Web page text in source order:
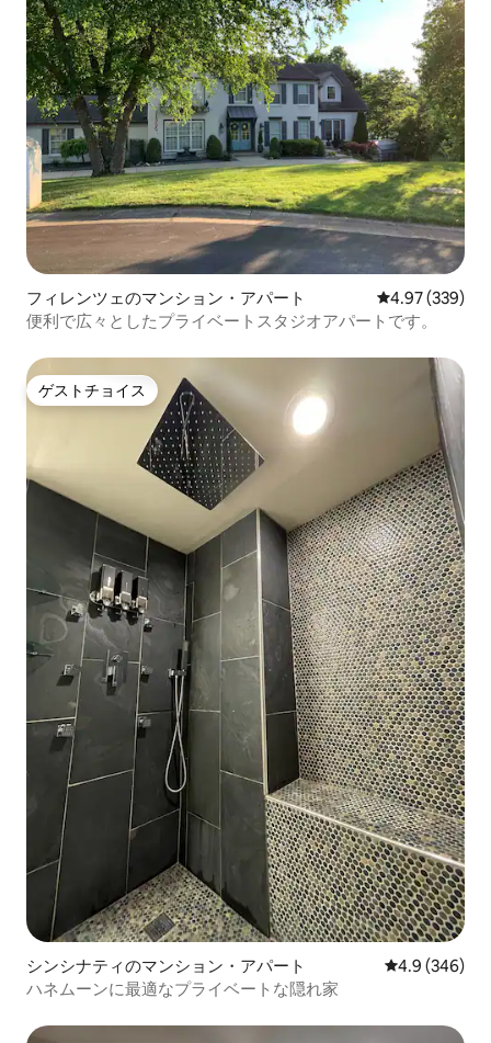
フィレンツェのマンション・アパート レビュー339
4.97 (339)
便利で広々としたプライベートスタジオアパートです。
ゲストチョイス
ゲストチョイス
シンシナティのマンション・アパート レビュー346
4.9 (346)
ハネムーンに最適なプライベートな隠れ家